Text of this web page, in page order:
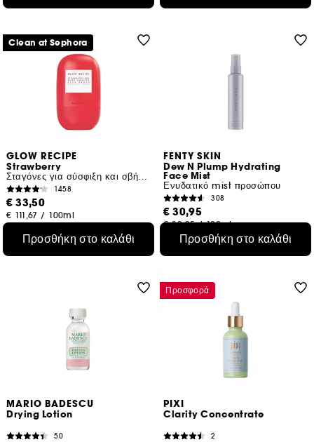
GLOW RECIPE
Strawberry
Σταγόνες για σύσφιξη και σβήσιμο των πόρων με BHA
1458
€ 33,50
€ 111,67 / 100ml
Προσθήκη στο καλάθι
Clean at Sephora
FENTY SKIN
Dew N Plump Hydrating
Face Mist
Ενυδατικό mist προσώπου
308
€ 30,95
€ 30,95 /100ml
Προσθήκη στο καλάθι
MARIO BADESCU
Drying Lotion
50
PIXI
Clarity Concentrate
2
Προσφορά